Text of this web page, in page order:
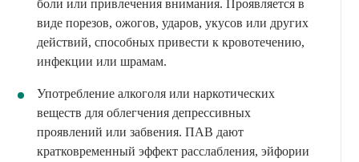
боли или привлечения внимания. Проявляется в
виде порезов, ожогов, ударов, укусов или других
действий, способных привести к кровотечению,
инфекции или шрамам.
Употребление алкоголя или наркотических
веществ для облегчения депрессивных
проявлений или забвения. ПАВ дают
кратковременный эффект расслабления, эйфории